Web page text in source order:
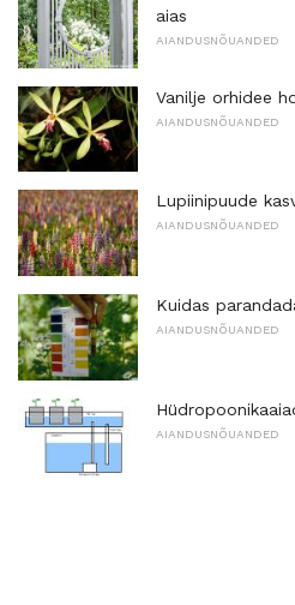
aias
AIANDUSNÕUANDED
Vanilje orhidee
AIANDUSNÕUANDED
Lupiinipuude
AIANDUSNÕUANDED
Kuidas
AIANDUSNÕUANDED
AIANDUSNÕUANDED